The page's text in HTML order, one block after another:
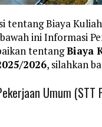
tentang Biaya
ini Informasi
tentangBiaya
2026, silahkan
Umum